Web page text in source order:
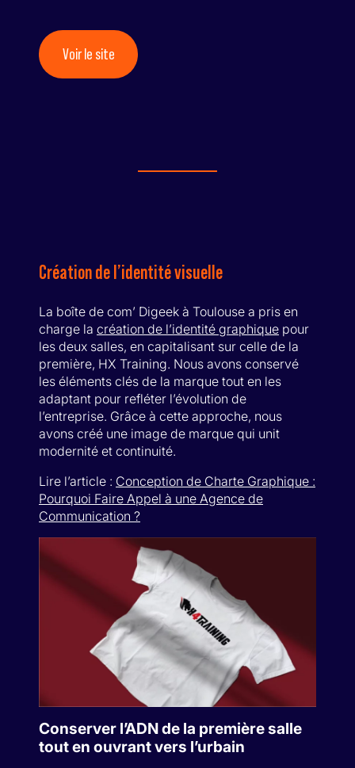
Voir le site
Création de l’identité visuelle
La boîte de com’ Digeek à Toulouse a pris en
charge la création de l’identité graphique pour
les deux salles, en capitalisant sur celle de la
première, HX Training. Nous avons conservé
les éléments clés de la marque tout en les
adaptant pour refléter l’évolution de
l’entreprise. Grâce à cette approche, nous
avons créé une image de marque qui unit
modernité et continuité.
Lire l’article : Conception de Charte Graphique :
Pourquoi Faire Appel à une Agence de
Communication ?
Conserver l’ADN de la première salle
tout en ouvrant vers l’urbain